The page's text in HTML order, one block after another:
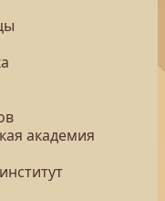
академия